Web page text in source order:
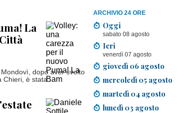
ARCHIVIO 24 ORE
Oggi
sabato 08 agosto
Ieri
venerdì 07 agosto
giovedì 06 agosto
mercoledì 05 agosto
martedì 04 agosto
lunedì 03 agosto
La
dopo aver svolto
Chieri, è stata...